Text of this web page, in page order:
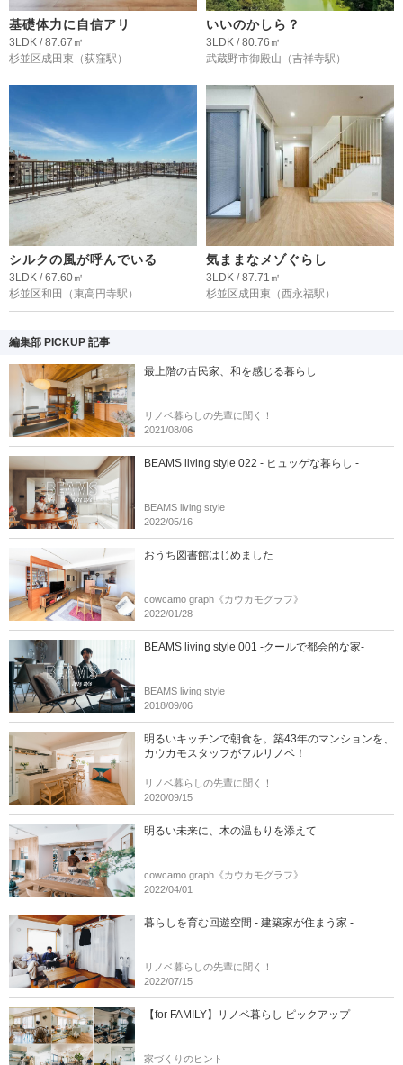
基礎体力に自信アリ
3LDK / 87.67㎡
杉並区成田東 （荻窪駅）
いいのかしら？
3LDK / 80.76㎡
武蔵野市御殿山 （吉祥寺駅）
シルクの風が呼んでいる
3LDK / 67.60㎡
杉並区和田
（東高円寺駅）
気ままなメゾぐらし
3LDK / 87.71㎡
杉並区成田東 （西永福駅）
編集部 PICKUP 記事
最上階の古民家、和を感じる暮らし
リノベ暮らしの先輩に聞く！
2021/08/06
BEAMS living style 022 - ヒュッゲな暮らし -
BEAMS living style
2022/05/16
おうち図書館はじめました
cowcamo graph《カウカモグラフ》
2022/01/28
BEAMS living style 001 -クールで都会的な家-
BEAMS living style
2018/09/06
明るいキッチンで朝食を。築43年のマンションを、
カウカモスタッフがフルリノベ！
リノベ暮らしの先輩に聞く！
2020/09/15
明るい未来に、木の温もりを添えて
cowcamo graph《カウカモグラフ》
2022/04/01
暮らしを育む回遊空間 - 建築家が住まう家 -
リノベ暮らしの先輩に聞く！
2022/07/15
【for FAMILY】リノベ暮らし ピックアップ
家づくりのヒント